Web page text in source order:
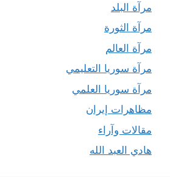
مرآة البلد
مرآة الثورة
مرآة العالم
مرآة سوريا التعليمي
مرآة سوريا العلمي
مظاهرات إيران
مقالات وآراء
هادي العبد الله